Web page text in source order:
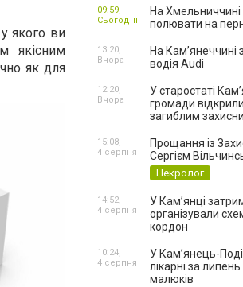
якого ви
якісним
як для
На
полювати на
09:59,
Сьогодні
На Камʼянеччині
водія Audi
13:20,
Вчора
У старостаті
громади
загиблим
12:20,
Вчора
Прощання із
Сергієм
Некролог
15:08,
4 серпня
У Кам’янці
організували
кордон
14:52,
4 серпня
У Кам’янець-
лікарні за
малюків
10:24,
4 серпня